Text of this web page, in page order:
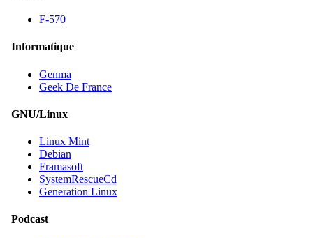
F-570
Informatique
Genma
Geek De France
GNU/Linux
Linux Mint
Debian
Framasoft
SystemRescueCd
Generation Linux
Podcast